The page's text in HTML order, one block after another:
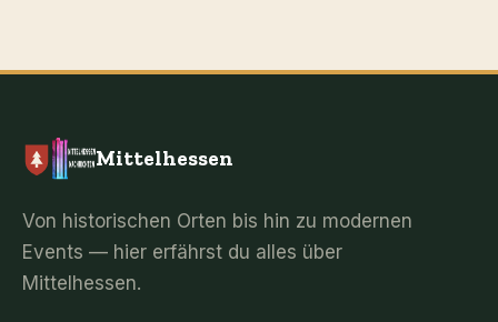
Mittelhessen
Von historischen Orten bis hin zu modernen
Events — hier erfährst du alles über
Mittelhessen.